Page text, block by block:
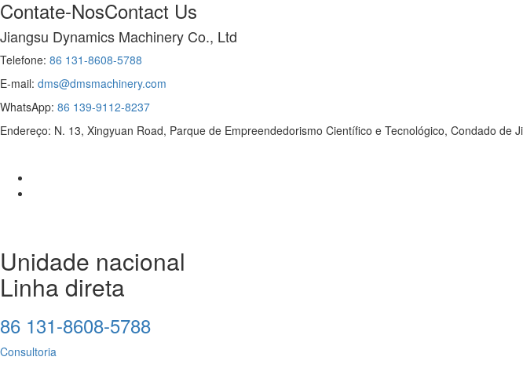
Contate-NosContact Us
Jiangsu Dynamics Machinery Co., Ltd
Telefone: 86 131-8608-5788
E-mail: dms@dmsmachinery.com
WhatsApp: 86 139-9112-8237
Endereço: N. 13, Xingyuan Road, Parque de Empreendedorismo Científico e Tecnológico, Condado de
Unidade nacional
Linha direta
86 131-8608-5788
Consultoria